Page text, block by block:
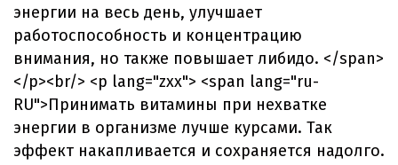
энергии на весь день, улучшает
работоспособность и концентрацию
внимания, но также повышает либидо. </span>
</p><br/> <p lang="zxx"> <span lang="ru-
RU">Принимать витамины при нехватке
энергии в организме лучше курсами. Так
эффект накапливается и сохраняется надолго.